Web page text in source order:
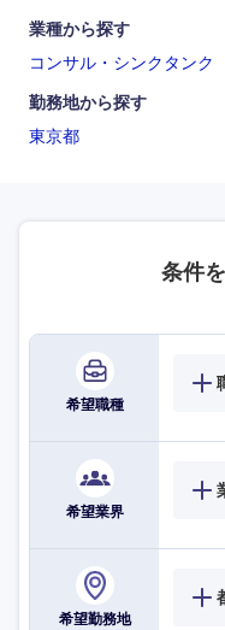
業種から探す
コンサル・シンクタンク
勤務地から探す
東京都
条件
希望職種
希望業界
希望勤務地
大分県
鹿児島県